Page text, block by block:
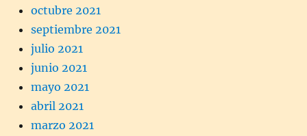
octubre 2021
septiembre 2021
julio 2021
junio 2021
mayo 2021
abril 2021
marzo 2021